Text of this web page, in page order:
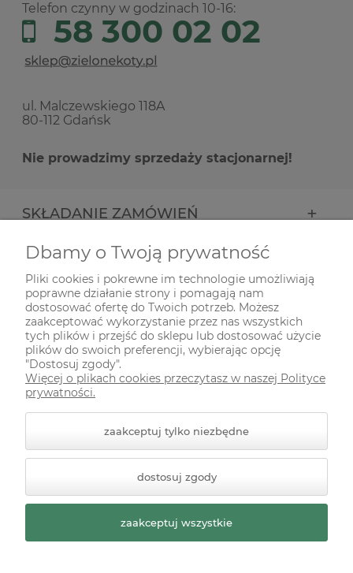
Telefon czynny w godzinach 10-16:
58 300 02 02
ul. Malczewskiego 118A
80-112 Gdańsk
Nie prowadzimy sprzedaży stacjonarnej!
SKŁADANIE ZAMÓWIEŃ
INFORMACJE
ODWIEDŹ NAS NA
Styl graficzny ShopGadget.pl
Sklep internetowy Shoper
Premium
Dbamy o Twoją prywatność
Pliki cookies i pokrewne im technologie umożliwiają
poprawne działanie strony i pomagają nam
dostosować ofertę do Twoich potrzeb. Możesz
zaakceptować wykorzystanie przez nas wszystkich
tych plików i przejść do sklepu lub dostosować użycie
plików do swoich preferencji, wybierając opcję
"Dostosuj zgody".
Więcej o plikach cookies przeczytasz w naszej Polityce
prywatności.
zaakceptuj tylko niezbędne
dostosuj zgody
zaakceptuj wszystkie